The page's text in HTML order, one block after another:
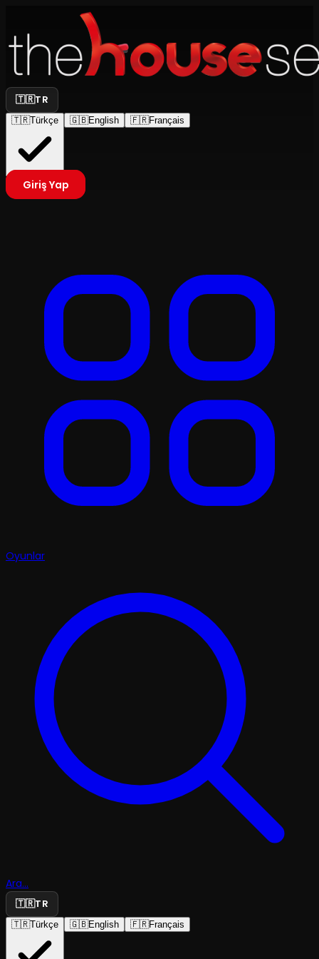
🇹🇷TR
🇹🇷Türkçe 🇬🇧English 🇫🇷Français
Giriş Yap
Oyunlar
Ara...
🇹🇷TR
🇹🇷Türkçe 🇬🇧English 🇫🇷Français